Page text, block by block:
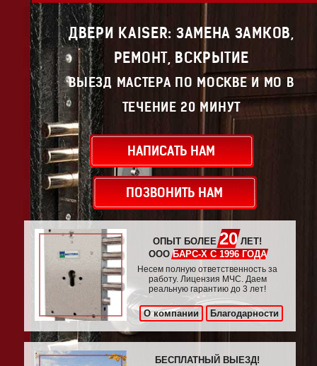
ДВЕРИ KAISER: ЗАМЕНА ЗАМКОВ,
РЕМОНТ, ВСКРЫТИЕ
ВЫЕЗД МАСТЕРА ПО МОСКВЕ И МО В
ТЕЧЕНИЕ 20 МИНУТ
НАПИСАТЬ НАМ
ПОЗВОНИТЬ НАМ
ОПЫТ БОЛЕЕ20ЛЕТ!
ОООБАРС-Х С 1996 ГОДА
Несем полную ответственность за
работу. Лицензия МЧС. Даем
реальную гарантию до 3 лет!
О компании Благодарности
БЕСПЛАТНЫЙ ВЫЕЗД!